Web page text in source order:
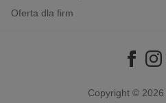
Oferta dla firm
Copyright © 2026